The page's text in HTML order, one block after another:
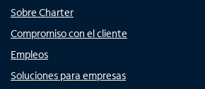
Sobre Charter
Compromiso con el cliente
Empleos
Soluciones para empresas